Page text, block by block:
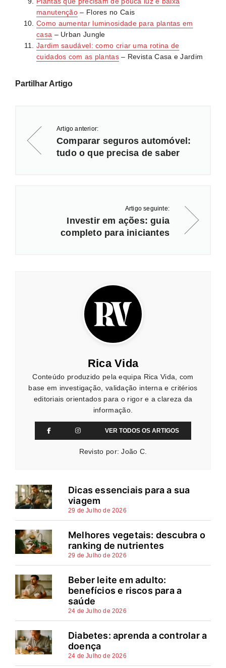
manutenção – Flores no Cais
Como aumentar luminosidade para plantas em
casa – Urban Jungle
Jardim saudável: como criar uma rotina de
cuidados com as plantas– Revista Casa e Jardim
Partilhar Artigo
Artigo anterior:
Comparar seguros automóvel:
tudo o que precisa de saber
Artigo seguinte:
Investir em ações: guia
completo para iniciantes
Rica Vida
Conteúdo produzido pela equipa Rica Vida, com
base em investigação, validação interna e critérios
editoriais orientados para o rigor e a clareza da
informação.
VER TODOS OS ARTIGOS
Revisto por: João C.
Dicas essenciais para a sua
viagem
29 de Julho de 2026
Melhores vegetais: descubra o
ranking de nutrientes
29 de Julho de 2026
Beber leite em adulto:
benefícios e riscos para a
saúde
24 de Julho de 2026
Diabetes: aprenda a controlar a
doença
24 de Julho de 2026